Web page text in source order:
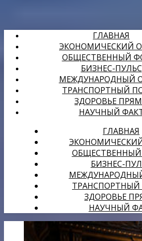
ГЛАВНАЯ
ЭКОНОМИЧЕСКИЙ
ОБЩЕСТВЕННЫЙ
БИЗНЕС-ПУЛЬС
МЕЖДУНАРОДНЫЙ
ТРАНСПОРТНЫЙ
ЗДОРОВЬЕ
НАУЧНЫЙ
ГЛАВНАЯ
ОБЩЕСТВЕННЫЙ
БИЗНЕС-
ЗДОРОВЬЕ
НАУЧНЫЙ